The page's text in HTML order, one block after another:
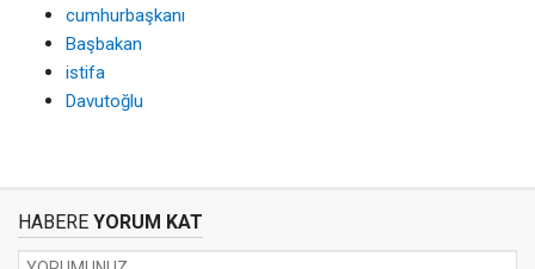
cumhurbaşkanı
Başbakan
istifa
Davutoğlu
HABERE YORUM KAT